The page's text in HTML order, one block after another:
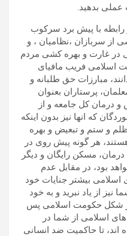
عملی بدهید.
رابطه با پیش برد سرکوب
از سربازان ،نظامیان ، و
در غارت و بهره کشی مردم
اسلامی فریب مافیای
مبارزات حق طلبانه و
پرستاران بعنوان
و درمان کل جامعه و از
که انها نیز بدون اینکه
و ستم و تبعیض و بهره
هر گونه پیش روی در
مسکن رایگان و دیگر
بود، در مقابل عدم
بیشتر جنایات خود
از یاد نبرید و به خود
در شکل حکومت اسلامی پس
های اسلامی از شما در
تا حاکمیت ضد انسانی